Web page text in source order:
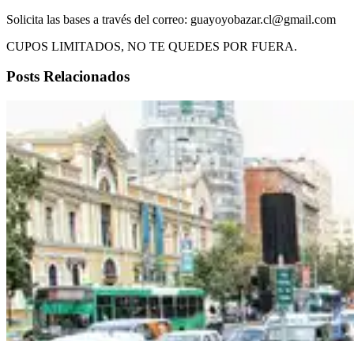
Solicita las bases a través del correo: guayoyobazar.cl@gmail.com
CUPOS LIMITADOS, NO TE QUEDES POR FUERA.
Posts Relacionados